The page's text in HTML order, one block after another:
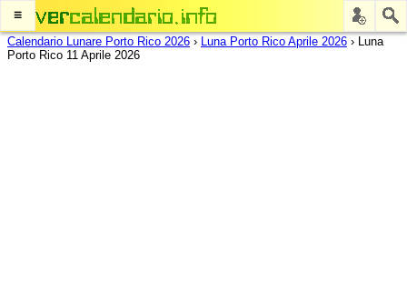
≡
Calendario Lunare Porto Rico 2026 › Luna Porto Rico Aprile 2026 › Luna
Porto Rico 11 Aprile 2026